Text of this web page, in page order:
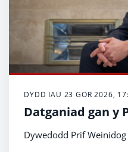
DYDD IAU 23 GOR 2026,
Datganiad gan y
Dywedodd Prif